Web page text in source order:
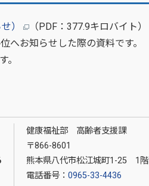
）
（PDF：377.9キロバイト）
お知らせした際の資料です。
。
健康福祉部 高齢者支援課
〒866-8601
熊本県八代市松江城町1-25 1階
電話番号： 0965-33-4436